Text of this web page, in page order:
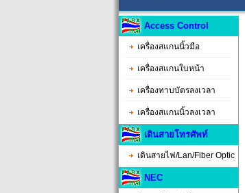
Access Control
เครื่องสแกนนิ้วมือ
เครื่องสแกนใบหน้า
เครื่องทาบบัตรลงเวลา
เครื่องสแกนนิ้วลงเวลา
เดินสายโทรศัพท์
เดินสายไฟ/Lan/Fiber Optic
NEC